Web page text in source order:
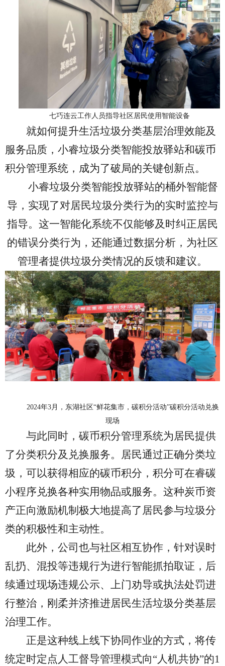
七巧连云工作人员指导社区居民使用智能设备
就如何提升生活垃圾分类基层治理效能及
服务品质，小睿垃圾分类智能投放驿站和碳币
积分管理系统，成为了破局的关键创新点。
小睿垃圾分类智能投放驿站的桶外智能督
导，实现了对居民垃圾分类行为的实时监控与
指导。这一智能化系统不仅能够及时纠正居民
的错误分类行为，还能通过数据分析，为社区
管理者提供垃圾分类情况的反馈和建议。
2024年3月，东湖社区“鲜花集市，碳积分活动”碳积分活动兑换
现场
与此同时， 碳币积分管理系统为居民提供
了分类积分及兑换服务。居民通过正确分类垃
圾，可以获得相应的碳币积分，积分可在睿碳
小程序 兑换各种实用物品或服务。这种炭币资
产正向激励机制极大地提高了居民参与垃圾分
类的积极性和主动性。
此外 ， 公司 也与社区相互协作，针对误时
乱扔、混投等违规行为进行智能抓拍取证，后
续通过现场违规公示、上门劝导或执法处罚进
行整治，刚柔并济推进居民生活垃圾分类基层
治理工作。
正是这种线上线下协同作业的方式， 将传
统定时定点人工督导管理模式向“人机共协”的1